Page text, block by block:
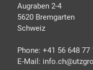
Augraben 2-4
5620 Bremgarten
Schweiz
Phone: +41 56 648 77
E-Mail: info.ch@